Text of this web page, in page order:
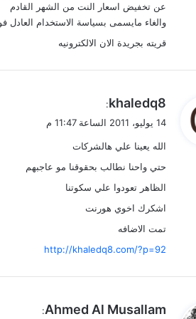
عن تخفيض اسعار النت من الشهر القادم
والغاء مايسمى بسياسة الاستخدام العادل
قريته بجريدة الان الالكترونيه
ي
ل
khaledq8
:
14 يوليو، 2011 الساعة 11:47 م
الله يعينا علي هالشركات
حتي واحنا نطالب بحقوقنا مو عاجبهم
الظاهر تعودوا علي سكوتنا
اشكرك اخوي هورنت
تمت الاضافه
http://khaledq8.com/?p=92
يAhmed Al Musallam
: